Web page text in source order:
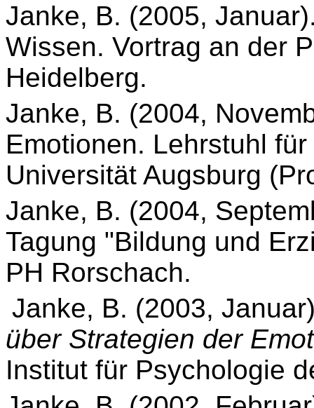
Janke, B. (2005,
Wissen. Vortrag an der
Heidelberg.
Janke, B. (2004,
Emotionen. Lehrstuhl
Universität Augsburg
Janke, B. (2004,
Tagung "Bildung und
PH Rorschach.
Janke, B. (2003,
über Strategien der
Institut für Psychologie